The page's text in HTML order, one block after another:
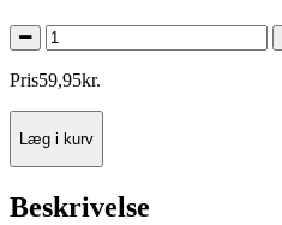
Pris59,95kr.
Læg i kurv
Beskrivelse